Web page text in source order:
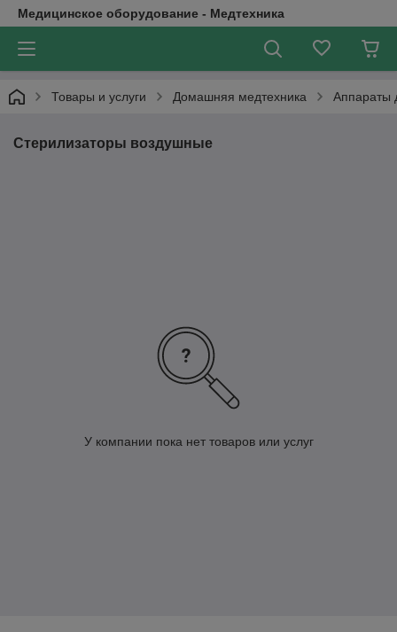
Медицинское оборудование - Медтехника
Товары и услуги Домашняя медтехника Аппараты
Стерилизаторы воздушные
У компании пока нет товаров или услуг